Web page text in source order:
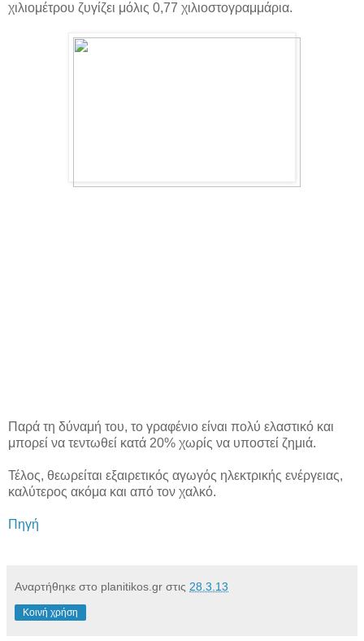
χιλιομέτρου ζυγίζει μόλις 0,77 χιλιοστογραμμάρια.
Παρά τη δύναμή του, το γραφένιο είναι πολύ ελαστικό και
μπορεί να τεντωθεί κατά 20% χωρίς να υποστεί ζημιά.
Τέλος, θεωρείται εξαιρετικός αγωγός ηλεκτρικής ενέργειας,
καλύτερος ακόμα και από τον χαλκό.
Πηγή
Αναρτήθηκε στο planitikos.gr στις 28.3.13
Κοινή χρήση